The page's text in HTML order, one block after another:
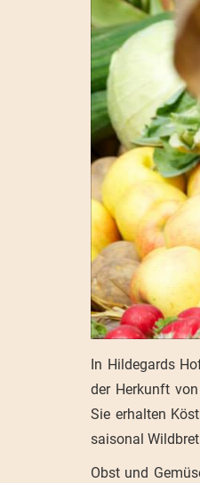
In Hildegards
der Herkunft
Sie erhalten
saisonal
Obst und